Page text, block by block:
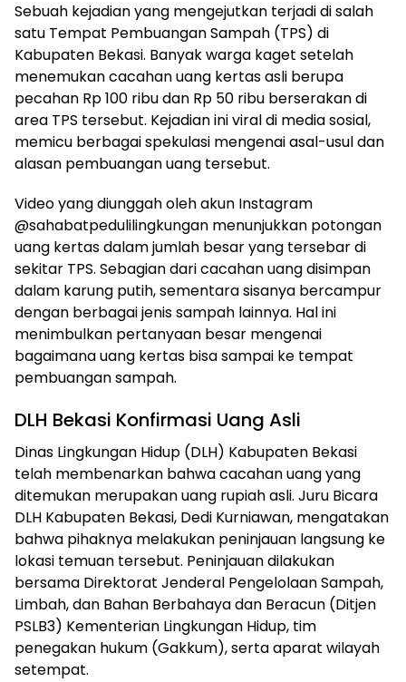
Sebuah kejadian yang mengejutkan terjadi di salah
satu Tempat Pembuangan Sampah (TPS) di
Kabupaten Bekasi. Banyak warga kaget setelah
menemukan cacahan uang kertas asli berupa
pecahan Rp 100 ribu dan Rp 50 ribu berserakan di
area TPS tersebut. Kejadian ini viral di media sosial,
memicu berbagai spekulasi mengenai asal-usul dan
alasan pembuangan uang tersebut.
Video yang diunggah oleh akun Instagram
@sahabatpedulilingkungan menunjukkan potongan
uang kertas dalam jumlah besar yang tersebar di
sekitar TPS. Sebagian dari cacahan uang disimpan
dalam karung putih, sementara sisanya bercampur
dengan berbagai jenis sampah lainnya. Hal ini
menimbulkan pertanyaan besar mengenai
bagaimana uang kertas bisa sampai ke tempat
pembuangan sampah.
DLH Bekasi Konfirmasi Uang Asli
Dinas Lingkungan Hidup (DLH) Kabupaten Bekasi
telah membenarkan bahwa cacahan uang yang
ditemukan merupakan uang rupiah asli. Juru Bicara
DLH Kabupaten Bekasi, Dedi Kurniawan, mengatakan
bahwa pihaknya melakukan peninjauan langsung ke
lokasi temuan tersebut. Peninjauan dilakukan
bersama Direktorat Jenderal Pengelolaan Sampah,
Limbah, dan Bahan Berbahaya dan Beracun (Ditjen
PSLB3) Kementerian Lingkungan Hidup, tim
penegakan hukum (Gakkum), serta aparat wilayah
setempat.